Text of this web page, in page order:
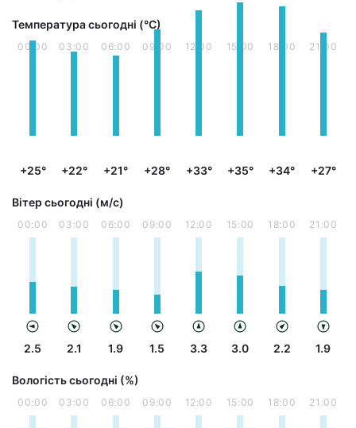
Температура сьогодні (°С)
00:00
+25°
03:00
+22°
06:00
+21°
09:00
+28°
12:00
+33°
15:00
+35°
18:00
+34°
21:00
+27°
Вітер сьогодні (м/с)
00:00
2.5
03:00
2.1
06:00
1.9
09:00
1.5
12:00
3.3
15:00
3.0
18:00
2.2
21:00
1.9
Вологість сьогодні (%)
00:00 03:00 06:00 09:00 12:00 15:00 18:00 21:00